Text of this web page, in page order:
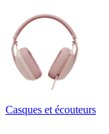
Casques et écouteurs